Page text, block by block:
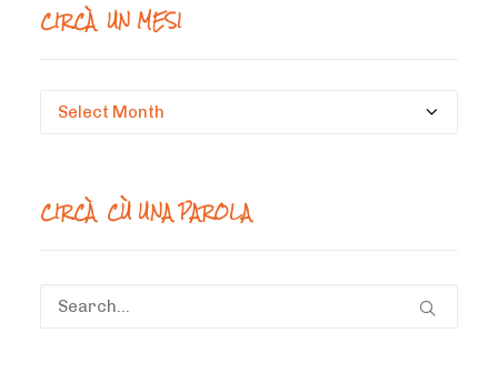
CIRCÀ UN MESI
Circà
CIRCÀ CÙ UNA PAROLA